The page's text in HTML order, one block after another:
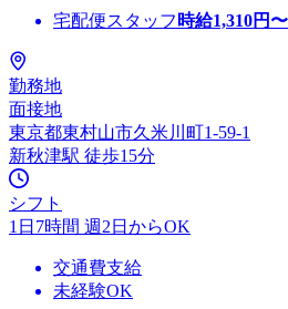
宅配便スタッフ 時給1,310円〜
勤務地
面接地
東京都東村山市久米川町1-59-1
新秋津駅 徒歩15分
シフト
1日7時間 週2日からOK
交通費支給
未経験OK